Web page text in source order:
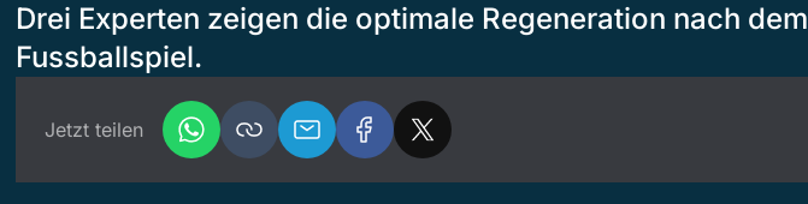
Drei Experten zeigen die optimale Regeneration nach dem
Fussballspiel.
Jetzt teilen